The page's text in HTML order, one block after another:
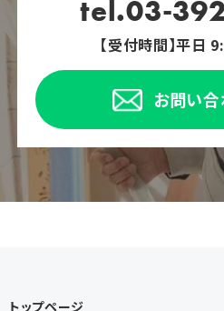
tel.03-
【受付時間】平日
お問い
トップページ